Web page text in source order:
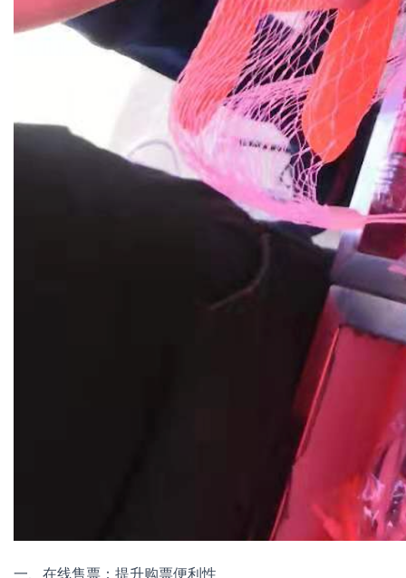
一、在线售票：提升购票便利性